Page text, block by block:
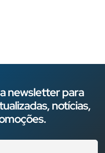
newsletter para
notícias,